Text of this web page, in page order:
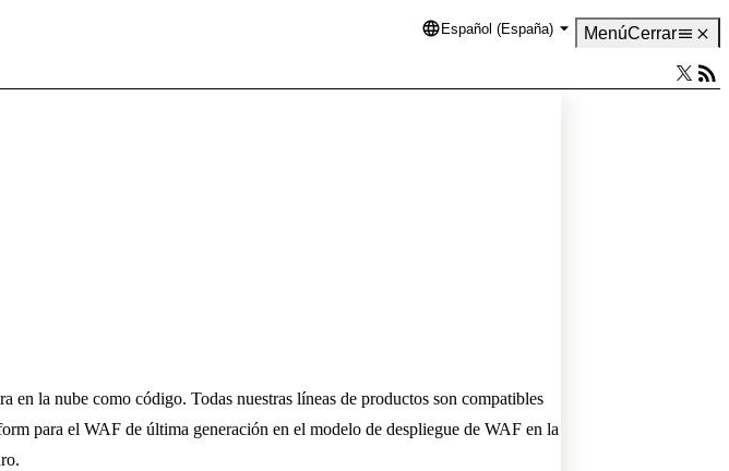
Language
Español (España) MenúCerrar
la nube como código. Todas nuestras líneas de productos son compatibles
para el WAF de última generación en el modelo de despliegue de WAF en la